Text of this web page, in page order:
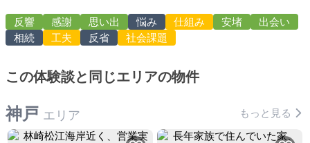
反響 感謝 思い出 悩み 仕組み 安堵
出会い
相続
工夫 反省 社会課題
この体験談と同じエリアの物件
神戸 エリア もっと見る